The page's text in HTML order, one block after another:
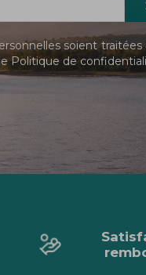
soient
Politique de